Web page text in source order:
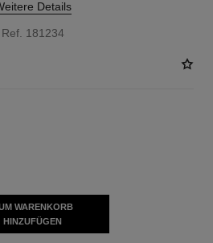
Details
Ref. 181234
WARENKORB
HINZUFÜGEN